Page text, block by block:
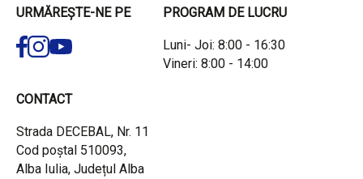
URMĂREȘTE-NE PE PROGRAM DE LUCRU
Luni- Joi: 8:00 - 16:30
Vineri: 8:00 - 14:00
CONTACT
Strada DECEBAL, Nr. 11
Cod poștal 510093,
Alba Iulia, Județul Alba